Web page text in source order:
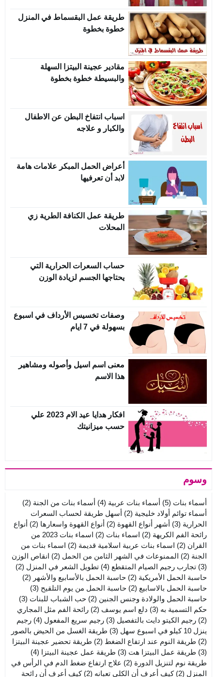
طريقة عمل البقسماط في المنزل
خطوة بخطوة
مقادير عجينة البيتزا السهلة
والبسيطة خطوة بخطوة
اسباب انتفاخ البطن عن الاطفال
والكبار و علاجه
أعراض الحمل المبكر علامات هامة
لابد أن تعرفيها
طريقة عمل الكنافة الطرية زي
المحلات
حساب السعرات الحرارية التي
يحتاجها الجسم لزيادة الوزن
وصفات تخسيس الأرداف في اسبوع
بسهولة في 7 ايام
معنى اسم اسيل وأصوله ومشاهير
هذا الاسم
افكار هدايا عيد الام 2023 علي
حسب ميزانيتك
وسوم
أسماء بنات (5) أسماء بنات عربية (4) أسماء بنات من الجنة (2)
أسماء توائم أولاد خليجية (2)
أسهل طريقة لحساب السعرات
الحرارية (3) أشهر أنواع القهوة (2) أنواع القهوة واسعارها (2)
أنواع
رائحة الفم الكريهة (2) اسماء بنات (2)
اسماء بنات 2023 من
القران (2) اسماء بنات عربية اسلامية قديمة (2)
اسماء بنات من
الجنة (2) الممنوعات في الشهر الثامن من الحمل (2)
انقاص الوزن
(3)
تجارب رجيم الصيام المتقطع (4) تطويل الشعر في المنزل (2)
حاسبة الحمل الأمريكية (2) حاسبة الحمل بالأسابيع والأشهر (2)
حاسبة الحمل بالاسابيع (2) حاسبة الحمل من يوم التلقيح (3)
حاسبة الحمل والولادة وجنس الجنين (2) حب الشباب للبنات (3)
حكم التسمية به (3) دلع اسم يوسف (2)
رائحة الفم مثل المجاري
(2)
رجيم الكيتو دايت بالتفصيل (3) رجيم سريع المفعول (4)
رجيم
ينزل 10 كيلو في اسبوع سهل
(3)
طريقة الغسل من الحيض بالصور
(2)
طريقة النوم عند ارتفاع الضغط (2)
طريقة تحضير عجينة البيتزا
(3)
طريقة عمل البيتزا هت (3) طريقة عمل عجينة البيتزا (4)
طريقة نوم لتنزيل الدورة (2)
علاج ارتفاع ضغط الدم في الرأس في
المنزل (2) كيف أعرف أن الكلى تعبانه (2) كيف أعرف أن رائحة